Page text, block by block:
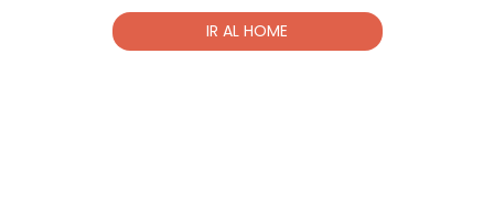
IR AL HOME
Mesa Centro
Mesa Noche